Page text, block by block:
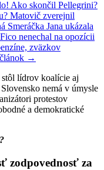
Ako skončil Pellegrini?
Matovič zverejnil
Smeráčka Jana ukázala
nenechal na opozícii
zväzkov
→
lídrov koalície aj
nemá v úmysle
protestov
a demokratické
zodpovednosť za